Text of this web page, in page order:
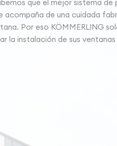
que el mejor sistema de
acompaña de una cuidada
Por eso KÖMMERLING
la instalación de sus